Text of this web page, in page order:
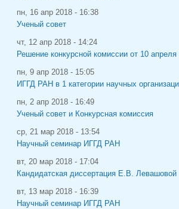
пн, 16 апр 2018 - 16:38
Ученый совет
чт, 12 апр 2018 - 14:24
Решение конкурсной комиссии от 10 апреля
пн, 9 апр 2018 - 15:05
ИГГД РАН в 1 категории научных
пн, 2 апр 2018 - 16:49
Ученый совет и Конкурсная комиссия
ср, 21 мар 2018 - 13:54
Научный семинар ИГГД РАН
вт, 20 мар 2018 - 17:04
Кандидатская диссертация Е.В. Левашовой
вт, 13 мар 2018 - 16:39
Научный семинар ИГГД РАН